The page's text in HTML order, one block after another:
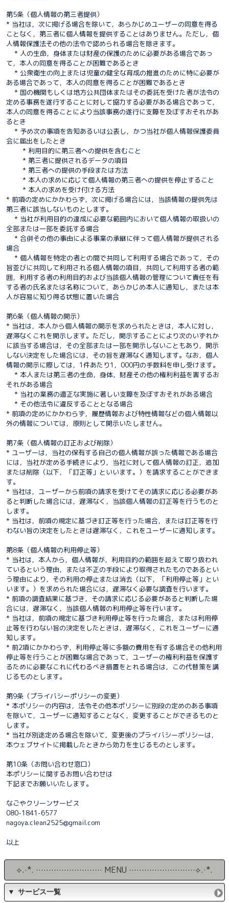
第5条（個人情報の第三者提供）
* 当社は，次に掲げる場合を除いて，あらかじめユーザーの同意を得る
ことなく，第三者に個人情報を提供することはありません。ただし，個
人情報保護法その他の法令で認められる場合を除きます。
* 人の生命，身体または財産の保護のために必要がある場合であっ
て，本人の同意を得ることが困難であるとき
* 公衆衛生の向上または児童の健全な育成の推進のために特に必要が
ある場合であって，本人の同意を得ることが困難であるとき
* 国の機関もしくは地方公共団体またはその委託を受けた者が法令の
定める事務を遂行することに対して協力する必要がある場合であって，
本人の同意を得ることにより当該事務の遂行に支障を及ぼすおそれがあ
るとき
* 予め次の事項を告知あるいは公表し，かつ当社が個人情報保護委員
会に届出をしたとき
* 利用目的に第三者への提供を含むこと
* 第三者に提供されるデータの項目
* 第三者への提供の手段または方法
* 本人の求めに応じて個人情報の第三者への提供を停止すること
* 本人の求めを受け付ける方法
* 前項の定めにかかわらず，次に掲げる場合には，当該情報の提供先は
第三者に該当しないものとします。
* 当社が利用目的の達成に必要な範囲内において個人情報の取扱いの
全部または一部を委託する場合
* 合併その他の事由による事業の承継に伴って個人情報が提供される
場合
* 個人情報を特定の者との間で共同して利用する場合であって，その
旨並びに共同して利用される個人情報の項目，共同して利用する者の範
囲，利用する者の利用目的および当該個人情報の管理について責任を有
する者の氏名または名称について，あらかじめ本人に通知し，または本
人が容易に知り得る状態に置いた場合
第6条（個人情報の開示）
* 当社は，本人から個人情報の開示を求められたときは，本人に対し，
遅滞なくこれを開示します。ただし，開示することにより次のいずれか
に該当する場合は，その全部または一部を開示しないこともあり，開示
しない決定をした場合には，その旨を遅滞なく通知します。なお，個人
情報の開示に際しては，1件あたり1，000円の手数料を申し受けます。
* 本人または第三者の生命，身体，財産その他の権利利益を害するお
それがある場合
* 当社の業務の適正な実施に著しい支障を及ぼすおそれがある場合
* その他法令に違反することとなる場合
* 前項の定めにかかわらず，履歴情報および特性情報などの個人情報以
外の情報については，原則として開示いたしません。
第7条（個人情報の訂正および削除）
* ユーザーは，当社の保有する自己の個人情報が誤った情報である場合
には，当社が定める手続きにより，当社に対して個人情報の訂正，追加
または削除（以下，「訂正等」といいます。）を請求することができま
す。
* 当社は，ユーザーから前項の請求を受けてその請求に応じる必要があ
ると判断した場合には，遅滞なく，当該個人情報の訂正等を行うものと
します。
* 当社は，前項の規定に基づき訂正等を行った場合，または訂正等を行
わない旨の決定をしたときは遅滞なく，これをユーザーに通知します。
第8条（個人情報の利用停止等）
* 当社は，本人から，個人情報が，利用目的の範囲を超えて取り扱われ
ているという理由，または不正の手段により取得されたものであるとい
う理由により，その利用の停止または消去（以下，「利用停止等」とい
います。）を求められた場合には，遅滞なく必要な調査を行います。
* 前項の調査結果に基づき，その請求に応じる必要があると判断した場
合には，遅滞なく，当該個人情報の利用停止等を行います。
* 当社は，前項の規定に基づき利用停止等を行った場合，または利用停
止等を行わない旨の決定をしたときは，遅滞なく，これをユーザーに通
知します。
* 前2項にかかわらず，利用停止等に多額の費用を有する場合その他利用
停止等を行うことが困難な場合であって，ユーザーの権利利益を保護す
るために必要なこれに代わるべき措置をとれる場合は，この代替策を講
じるものとします。
第9条（プライバシーポリシーの変更）
* 本ポリシーの内容は，法令その他本ポリシーに別段の定めのある事項
を除いて，ユーザーに通知することなく，変更することができるものと
します。
* 当社が別途定める場合を除いて，変更後のプライバシーポリシーは，
本ウェブサイトに掲載したときから効力を生じるものとします。
第10条（お問い合わせ窓口）
本ポリシーに関するお問い合わせは
下記までお願いいたします。
なごやクリーンサービス
080-1841-6577
nagoya.clean2525@gmail.com
以上
⟡.·*. ·························· MENU ··························⟡.·*.
▼ サービス一覧